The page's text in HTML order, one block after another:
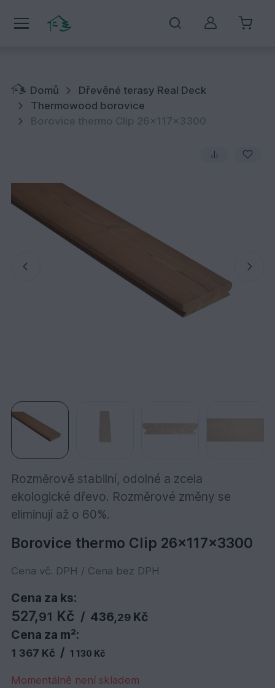
Můj účet
Domů
Dřevěné terasy Real Deck
Thermowood borovice
Borovice thermo Clip 26x117x3300
Rozměrově stabilní, odolné a zcela
ekologické dřevo. Rozměrové změny se
eliminují až o 60%.
Borovice thermo Clip 26x117x3300
Cena vč. DPH / Cena bez DPH
Cena za ks:
527,91 Kč / 436,29Kč
Cena za m²:
1 367 Kč / 1 130 Kč
Momentálně není skladem